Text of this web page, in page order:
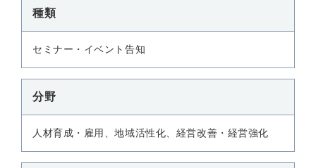
種類
セミナー・イベント告知
分野
人材育成・雇用、地域活性化、経営改善・経営強化